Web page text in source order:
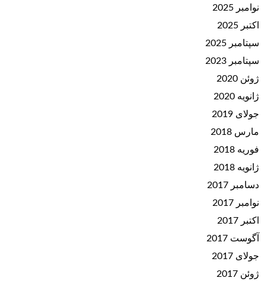
نوامبر 2025
اکتبر 2025
سپتامبر 2025
سپتامبر 2023
ژوئن 2020
ژانویه 2020
جولای 2019
مارس 2018
فوریه 2018
ژانویه 2018
دسامبر 2017
نوامبر 2017
اکتبر 2017
آگوست 2017
جولای 2017
ژوئن 2017